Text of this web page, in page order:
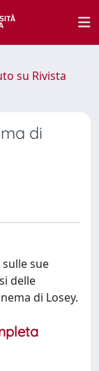
su Rivista
di
sue
delle
di Losey.